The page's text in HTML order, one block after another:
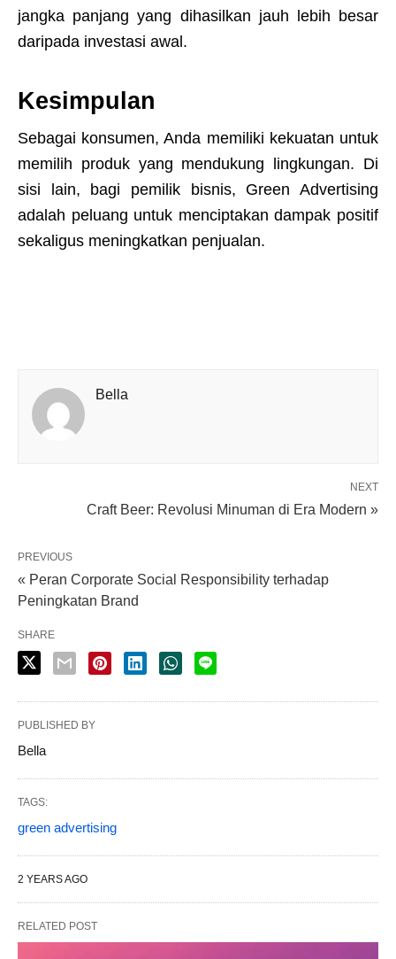
jangka panjang yang dihasilkan jauh lebih besar
daripada investasi awal.
Kesimpulan
Sebagai konsumen, Anda memiliki kekuatan untuk
memilih produk yang mendukung lingkungan. Di
sisi lain, bagi pemilik bisnis, Green Advertising
adalah peluang untuk menciptakan dampak positif
sekaligus meningkatkan penjualan.
Bella
NEXT
Craft Beer: Revolusi Minuman di Era Modern »
PREVIOUS
« Peran Corporate Social Responsibility terhadap
Peningkatan Brand
SHARE
PUBLISHED BY
Bella
TAGS:
green advertising
2 YEARS AGO
RELATED POST